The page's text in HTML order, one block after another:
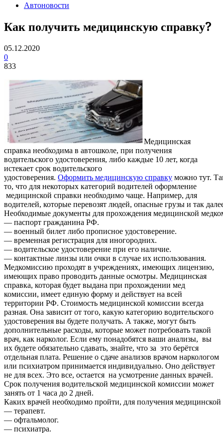
Автоновости
Как получить медицинскую справку?
05.12.2020
0
833
Медицинская
справка необходима в автошколе, при получения
водительского удостоверения, либо каждые 10 лет, когда
истекает срок водительского
удостоверения. Оформить медицинскую справку можно тут.
то, что для некоторых категорий водителей оформление
медицинской справки необходимо чаще. Например, для
водителей, которые перевозят людей, опасные грузы и так
Необходимые документы для прохождения медицинской
— паспорт гражданина РФ.
— военный билет либо прописное удостоверение.
— временная регистрация для иногородних.
— водительское удостоверение при его наличие.
— контактные линзы или очки в случае их использования.
Медкомиссию проходят в учреждениях, имеющих лицензию,
имеющих право проводить данные осмотры. Медицинская
справка, которая будет выдана при прохождении мед
комиссии, имеет единую форму и действует на всей
территории РФ. Стоимость медицинской комиссии всегда
разная. Она зависит от того, какую категорию водительского
удостоверения вы будете получать. А также, могут быть
дополнительные расходы, которые может потребовать такой
врач, как нарколог. Если ему понадобятся ваши анализы, вы
их будете обязательно сдавать, знайте, что за это берётся
отдельная плата. Решение о сдаче анализов врачом наркологом
или психиатром принимается индивидуально. Оно действует
не для всех. Это все, остается на усмотрение данных врачей.
Срок получения водительской медицинской комиссии может
занять от 1 часа до 2 дней.
Каких врачей необходимо пройти, для получения медицинской
— терапевт.
— офтальмолог.
— психиатра.